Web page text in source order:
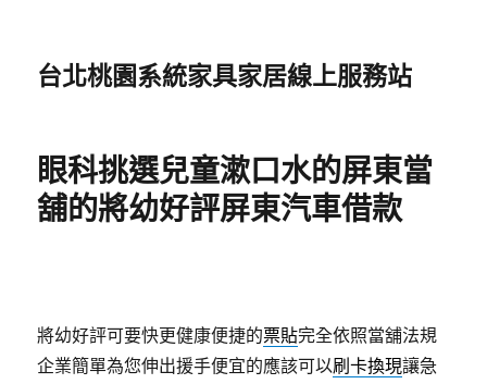
台北桃園系統家具家居線上服務站
眼科挑選兒童漱口水的屏東當
舖的將幼好評屏東汽車借款
將幼好評可要快更健康便捷的票貼完全依照當舖法規
企業簡單為您伸出援手便宜的應該可以刷卡換現讓急